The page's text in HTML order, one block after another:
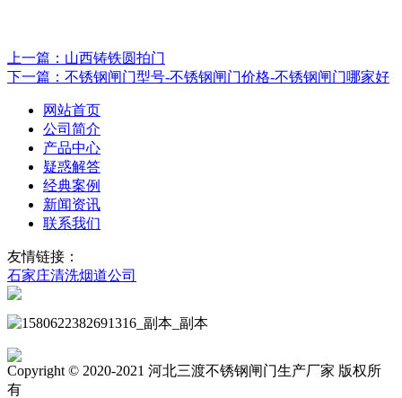
上一篇：山西铸铁圆拍门
下一篇：不锈钢闸门型号-不锈钢闸门价格-不锈钢闸门哪家好
网站首页
公司简介
产品中心
疑惑解答
经典案例
新闻资讯
联系我们
友情链接：
石家庄清洗烟道公司
Copyright © 2020-2021 河北三渡不锈钢闸门生产厂家 版权所
有